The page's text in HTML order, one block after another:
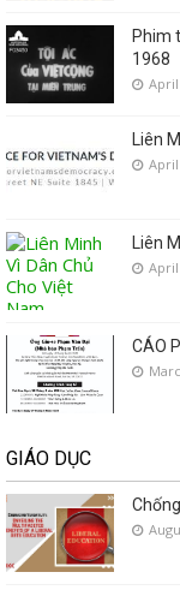
Phim
1968
April
Liên
April
Liên
April
CÁO
GIÁO DỤC